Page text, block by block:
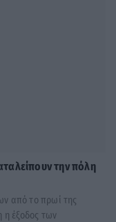
την πόλη
από το πρωί της
η έξοδος των